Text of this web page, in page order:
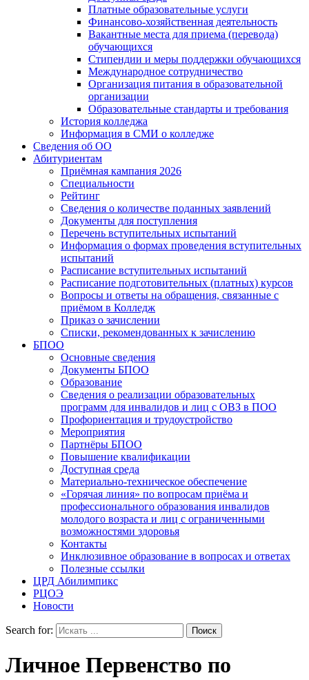
Платные образовательные услуги
Финансово-хозяйственная деятельность
Вакантные места для приема (перевода)
обучающихся
Стипендии и меры поддержки обучающихся
Международное сотрудничество
Организация питания в образовательной
организации
Образовательные стандарты и требования
История колледжа
Информация в СМИ о колледже
Сведения об ОО
Абитуриентам
Приёмная кампания 2026
Специальности
Рейтинг
Сведения о количестве поданных заявлений
Документы для поступления
Перечень вступительных испытаний
Информация о формах проведения вступительных
испытаний
Расписание вступительных испытаний
Расписание подготовительных (платных) курсов
Вопросы и ответы на обращения, связанные с
приёмом в Колледж
Приказ о зачислении
Списки, рекомендованных к зачислению
БПОО
Основные сведения
Документы БПОО
Образование
Сведения о реализации образовательных
программ для инвалидов и лиц с ОВЗ в ПОО
Профориентация и трудоустройство
Мероприятия
Партнёры БПОО
Повышение квалификации
Доступная среда
Материально-техническое обеспечение
«Горячая линия» по вопросам приёма и
профессионального образования инвалидов
молодого возраста и лиц с ограниченными
возможностями здоровья
Контакты
Инклюзивное образование в вопросах и ответах
Полезные ссылки
ЦРД Абилимпикс
РЦОЭ
Новости
Search for:
Личное Первенство по